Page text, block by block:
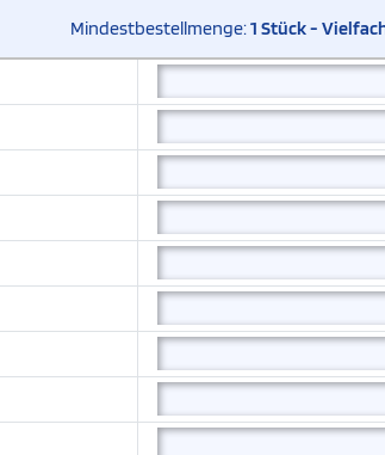
Mindestbestellmenge:1 Stück -